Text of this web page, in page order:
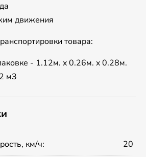
движения
товара:
- 1.12м. x 0.26м. x 0.28м.
м3
км/ч: 20